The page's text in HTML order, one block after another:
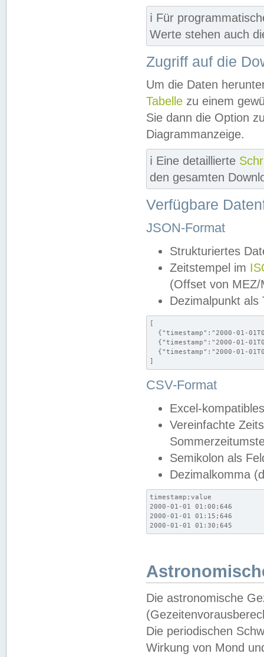
ℹ️ Für
Werte stehen auch
Zugriff auf die
Um die Daten
Tabelle zu einem
Sie dann die Option
Diagrammanzeige.
ℹ️ Eine detaillierte
den gesamten
Verfügbare
JSON-Format
Strukturiertes
Zeitstempel im
(Offset von MEZ/
Dezimalpunkt als
[
{"timestamp":"2000-01-
{"timestamp":"2000-01-
{"timestamp":"2000-01-
]
CSV-Format
Excel-
Vereinfachte
Semikolon als
Dezimalkomma
timestamp;value
2000-01-01 01:00;646
2000-01-01 01:15;646
2000-01-01 01:30;645
Die astronomische
Die periodischen
Wirkung von Mond